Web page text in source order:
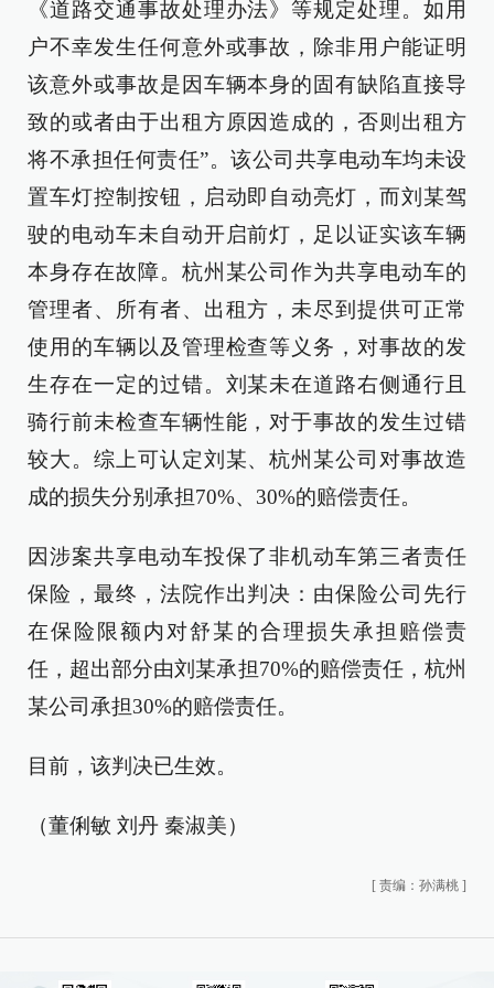
《道路交通事故处理办法》等规定处理。如用
户不幸发生任何意外或事故，除非用户能证明
该意外或事故是因车辆本身的固有缺陷直接导
致的或者由于出租方原因造成的，否则出租方
将不承担任何责任”。该公司共享电动车均未设
置车灯控制按钮，启动即自动亮灯，而刘某驾
驶的电动车未自动开启前灯，足以证实该车辆
本身存在故障。杭州某公司作为共享电动车的
管理者、所有者、出租方，未尽到提供可正常
使用的车辆以及管理检查等义务，对事故的发
生存在一定的过错。刘某未在道路右侧通行且
骑行前未检查车辆性能，对于事故的发生过错
较大。综上可认定刘某、杭州某公司对事故造
成的损失分别承担70%、30%的赔偿责任。
因涉案共享电动车投保了非机动车第三者责任
保险，最终，法院作出判决：由保险公司先行
在保险限额内对舒某的合理损失承担赔偿责
任，超出部分由刘某承担70%的赔偿责任，杭州
某公司承担30%的赔偿责任。
目前，该判决已生效。
（董俐敏 刘丹 秦淑美）
[ 责编：孙满桃 ]